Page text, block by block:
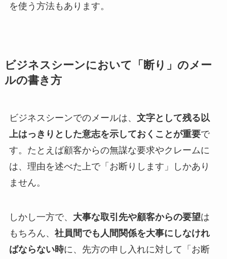
を使う方法もあります。
ビジネスシーンにおいて「断り」のメー
ルの書き方
ビジネスシーンでのメールは、 文字として残る以
上はっきりとした意志を示しておくことが重要で
す。たとえば顧客からの無謀な要求やクレームに
は、理由を述べた上で「お断りします」しかあり
ません。
しかし一方で、 大事な取引先や顧客からの要望は
もちろん、 社員間でも人間関係を大事にしなけれ
ばならない時に、先方の申し入れに対して「お断